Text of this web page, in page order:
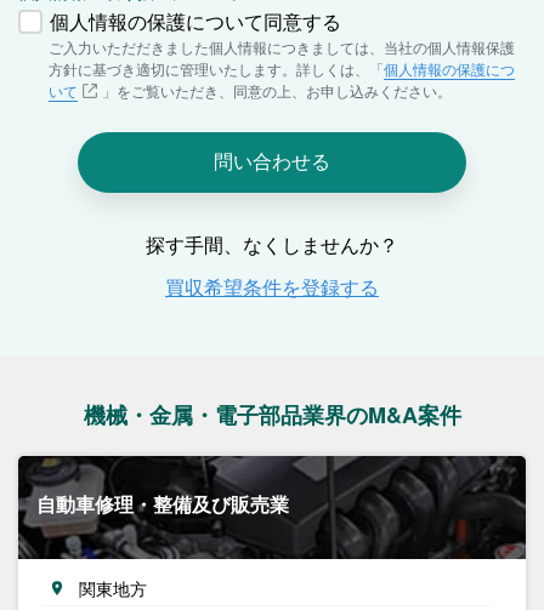
機械・金属・電子部品業界のM&A案件
自動車修理・整備及び販売業
関東地方